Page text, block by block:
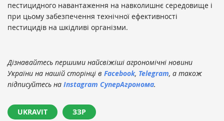
пестицидного навантаження на навколишнє середовище і
при цьому забезпечення технічної ефективності
пестицидів на шкідливі організми.
Дізнавайтесь першими найсвіжіші агрономічні новини
України на нашій сторінці в Facebook, Telegram, а також
підписуйтесь на Instagram СуперАгронома.
UKRAVIT ЗЗР